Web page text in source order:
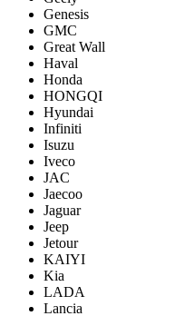
Genesis
GMC
Great Wall
Haval
Honda
HONGQI
Hyundai
Infiniti
Isuzu
Iveco
JAC
Jaecoo
Jaguar
Jeep
Jetour
KAIYI
Kia
LADA
Lancia